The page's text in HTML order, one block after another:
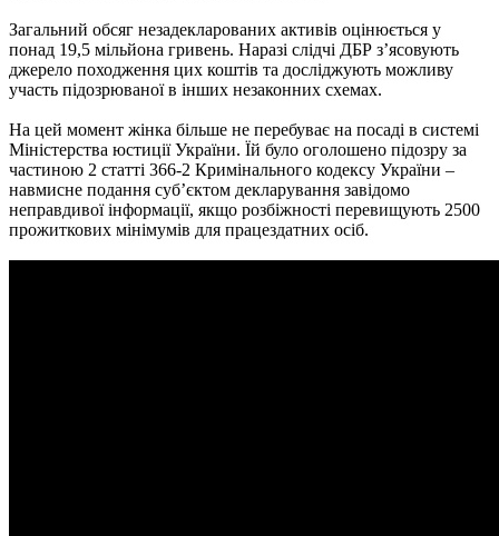
Загальний обсяг незадекларованих активів оцінюється у
понад 19,5 мільйона гривень. Наразі слідчі ДБР з’ясовують
джерело походження цих коштів та досліджують можливу
участь підозрюваної в інших незаконних схемах.
На цей момент жінка більше не перебуває на посаді в системі
Міністерства юстиції України. Їй було оголошено підозру за
частиною 2 статті 366-2 Кримінального кодексу України –
навмисне подання суб’єктом декларування завідомо
неправдивої інформації, якщо розбіжності перевищують 2500
прожиткових мінімумів для працездатних осіб.